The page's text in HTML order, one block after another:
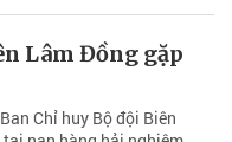
Lâm Đồng gặp
Chỉ huy Bộ đội Biên